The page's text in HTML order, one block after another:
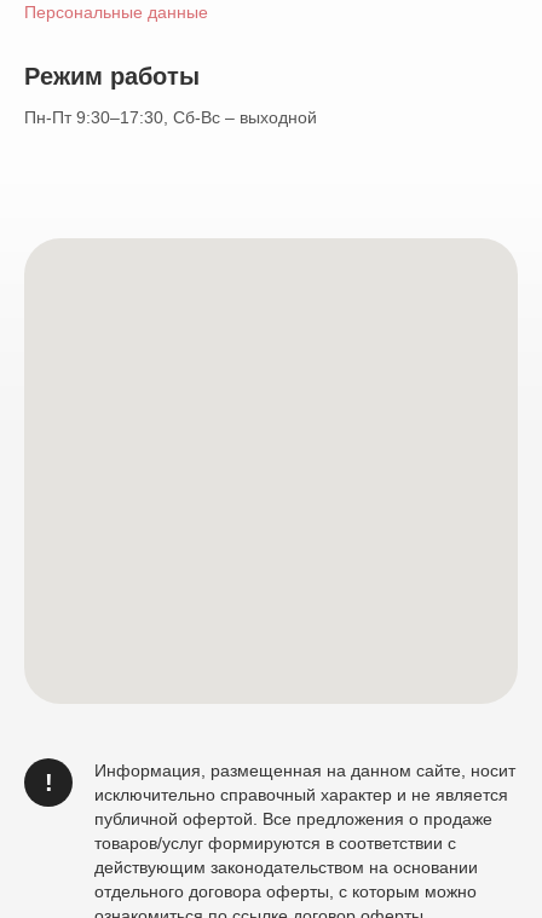
Персональные данные
Режим работы
Пн-Пт 9:30–17:30, Сб-Вс – выходной
!
Информация, размещенная на данном сайте, носит
исключительно справочный характер и не является
публичной офертой. Все предложения о продаже
товаров/услуг формируются в соответствии с
действующим законодательством на основании
отдельного договора оферты, с которым можно